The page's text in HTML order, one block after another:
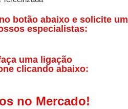
botão abaixo e solicite um
especialistas:
uma ligação
clicando abaixo:
no Mercado!